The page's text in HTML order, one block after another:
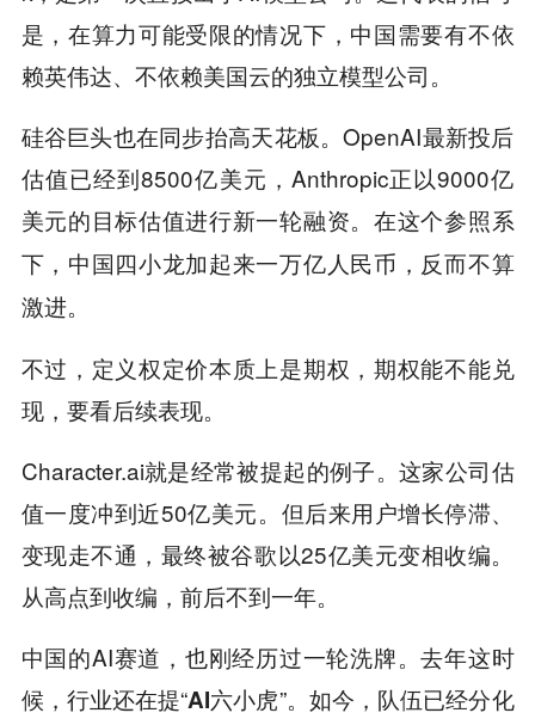
是，在算力可能受限的情况下，中国需要有不依
赖英伟达、不依赖美国云的独立模型公司。
硅谷巨头也在同步抬高天花板。OpenAI最新投后
估值已经到8500亿美元，Anthropic正以9000亿
美元的目标估值进行新一轮融资。 在这个参照系
下，中国四小龙加起来一万亿人民币，反而不算
激进。
不过，定义权定价本质上是期权，期权能不能兑
现，要看后续表现。
Character.ai就是经常被提起的例子。这家公司估
值一度冲到近50亿美元。但后来用户增长停滞、
变现走不通，最终被谷歌以25亿美元变相收编。
从高点到收编，前后不到一年。
中国的AI赛道，也刚经历过一轮洗牌。去年这时
候，行业还在提“AI六小虎”。如今，队伍已经分化